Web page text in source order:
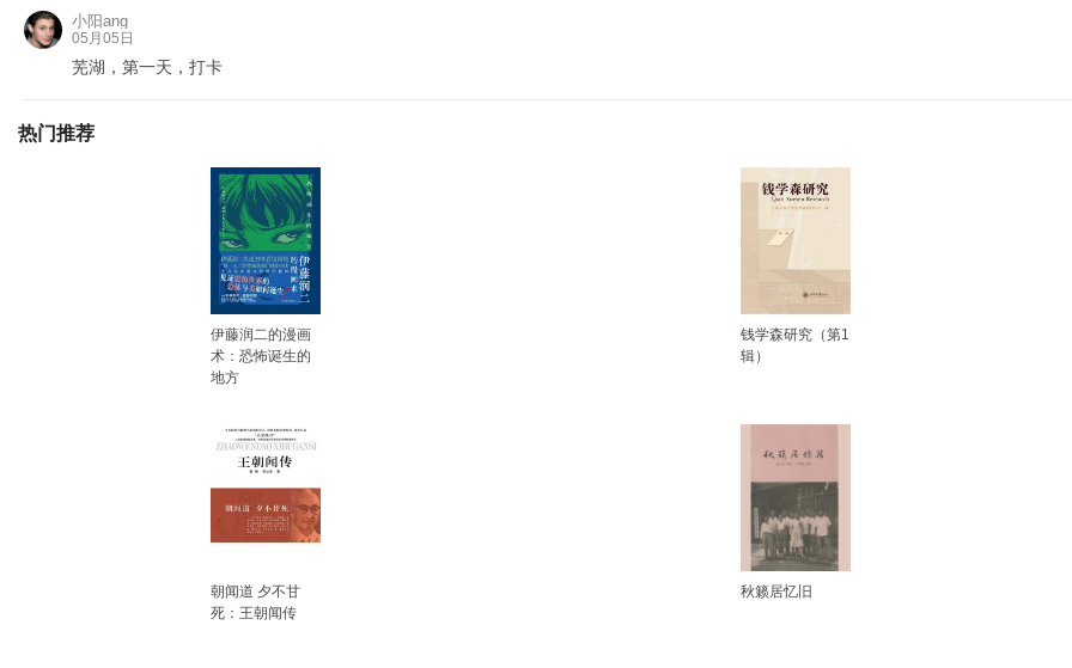
小阳ang
05月05日
芜湖，第一天，打卡
热门推荐
伊藤润二的漫画
术：恐怖诞生的
地方
钱学森研究（第1
辑）
朝闻道 夕不甘
死：王朝闻传
秋籁居忆旧